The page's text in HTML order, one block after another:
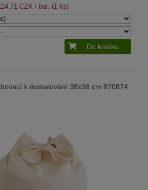
CZK / bal. (1 ks)
Do košíku
k domalování 38x38 cm 870874